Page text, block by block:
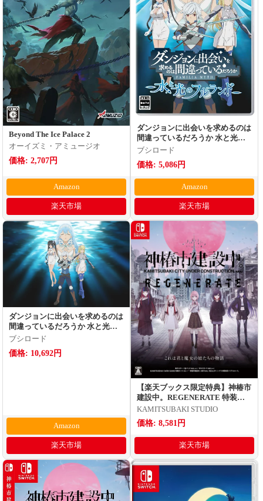
Beyond The Ice Palace 2
オーイズミ・アミュージオ
価格: 2,707円
Amazon
楽天市場
ダンジョンに出会いを求めるのは
間違っているだろうか 水と光の
フルランド 通常版
ブシロード
価格: 5,086円
Amazon
楽天市場
ダンジョンに出会いを求めるのは
間違っているだろうか 水と光の
フルランド 限定版
ブシロード
価格: 10,692円
Amazon
楽天市場
【楽天ブックス限定特典】神椿市
建設中。REGENERATE 特装版
(クリアファイル)
KAMITSUBAKI STUDIO
価格: 8,581円
楽天市場